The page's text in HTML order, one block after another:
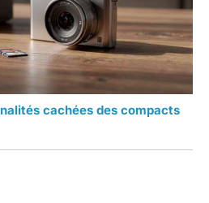
cachées des compacts